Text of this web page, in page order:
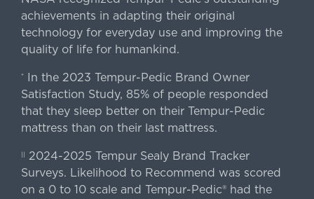
achievements in adapting their original
technology for everyday use and improving the
quality of life for humankind.
*
In the 2023 Tempur-Pedic Brand Owner
Satisfaction Study, 85% of people responded
that they sleep better on their Tempur-Pedic
mattress than on their last mattress.
|| 2024-2025 Tempur Sealy Brand Tracker
Surveys. Likelihood to Recommend was scored
on a 0 to 10 scale and Tempur-Pedic® had the